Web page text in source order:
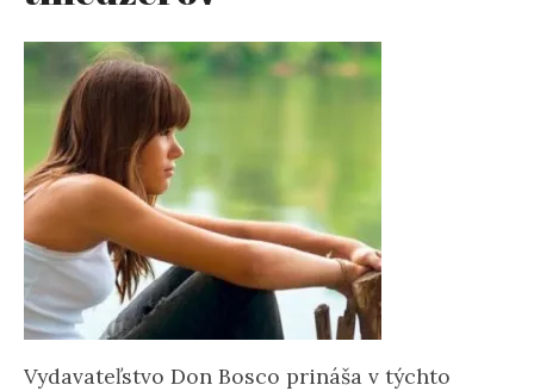
Vydavateľstvo Don Bosco prináša v týchto